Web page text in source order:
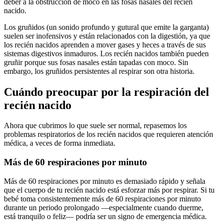
nacido.
Los gruñidos (un sonido profundo y gutural que emite la garganta)
suelen ser inofensivos y están relacionados con la digestión, ya que
los recién nacidos aprenden a mover gases y heces a través de sus
sistemas digestivos inmaduros. Los recién nacidos también pueden
gruñir porque sus fosas nasales están tapadas con moco. Sin
embargo, los gruñidos persistentes al respirar son otra historia.
Cuándo preocupar por la respiración del
recién nacido
Ahora que cubrimos lo que suele ser normal, repasemos los
problemas respiratorios de los recién nacidos que requieren atención
médica, a veces de forma inmediata.
Más de 60 respiraciones por minuto
Más de 60 respiraciones por minuto es demasiado rápido y señala
que el cuerpo de tu recién nacido está esforzar más por respirar. Si tu
bebé toma consistentemente más de 60 respiraciones por minuto
durante un periodo prolongado —especialmente cuando duerme,
está tranquilo o feliz— podría ser un signo de emergencia médica.